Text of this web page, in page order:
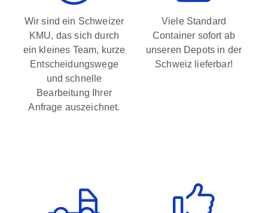
Wir sind ein Schweizer
KMU, das sich durch
ein kleines Team, kurze
Entscheidungswege
und schnelle
Bearbeitung Ihrer
Anfrage auszeichnet.
Viele Standard
Container sofort ab
unseren Depots in der
Schweiz lieferbar!